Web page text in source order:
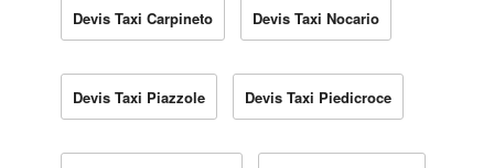
Devis Taxi Carpineto Devis Taxi Nocario
Devis Taxi Piazzole Devis Taxi Piedicroce